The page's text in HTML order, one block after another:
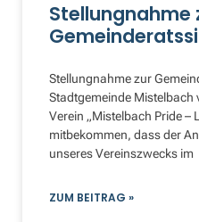
Stellungnahme
Stellungnahme zur
Stadtgemeinde Mistelbach
Verein „Mistelbach Pride –
mitbekommen, dass der
unseres Vereinszwecks im
ZUM BEITRAG »